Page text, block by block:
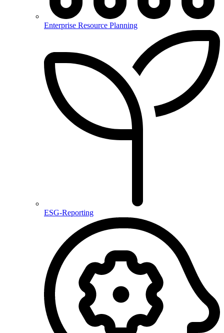
Enterprise Resource Planning
ESG-Reporting